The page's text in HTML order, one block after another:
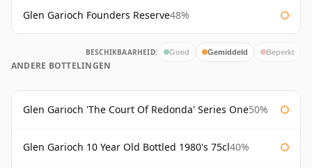
Glen Garioch Founders Reserve48%
BESCHIKBAARHEID: Goed Gemiddeld Beperkt
ANDERE BOTTELINGEN
Glen Garioch 'The Court Of Redonda' Series One50%
Glen Garioch 10 Year Old Bottled 1980's 75cl40%